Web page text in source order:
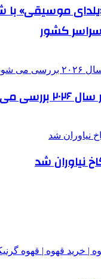
موسیقی» با
کشور
می شود
نیاوران شد
| خرید قهوه | قهوه